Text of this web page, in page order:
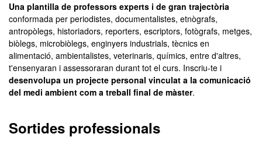
Una plantilla de professors experts i de gran trajectòria
conformada per periodistes, documentalistes, etnògrafs,
antropòlegs, historiadors, reporters, escriptors, fotògrafs, metges,
biòlegs, microbiòlegs, enginyers industrials, tècnics en
alimentació, ambientalistes, veterinaris, químics, entre d'altres,
t'ensenyaran i assessoraran durant tot el curs. Inscriu-te i
desenvolupa un projecte personal vinculat a la comunicació
del medi ambient com a treball final de màster.
Sortides professionals